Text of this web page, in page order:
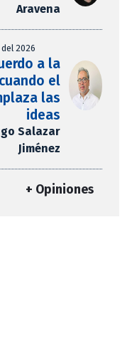
Aravena
2026
a la
el
las
ideas
Salazar
Jiménez
+ Opiniones